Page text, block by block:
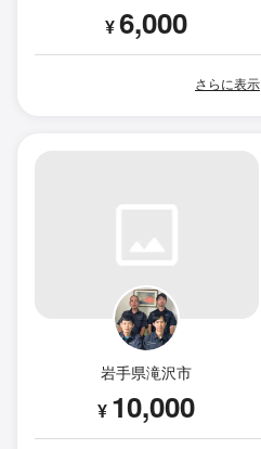
¥6,000
さらに表示
岩手県滝沢市
¥ 10,000